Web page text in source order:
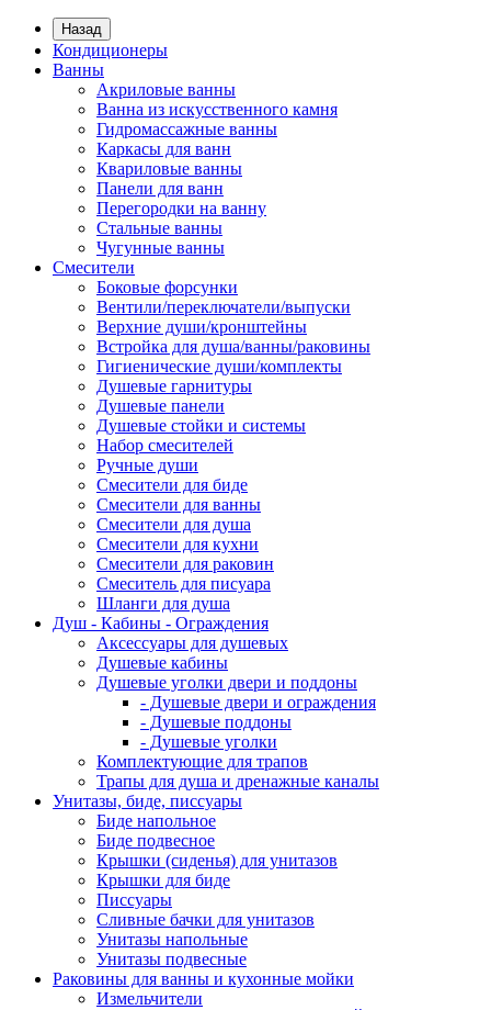
Назад
Кондиционеры
Ванны
Акриловые ванны
Ванна из искусственного камня
Гидромассажные ванны
Каркасы для ванн
Квариловые ванны
Панели для ванн
Перегородки на ванну
Стальные ванны
Чугунные ванны
Смесители
Боковые форсунки
Вентили/переключатели/выпуски
Верхние души/кронштейны
Встройка для душа/ванны/раковины
Гигиенические души/комплекты
Душевые гарнитуры
Душевые панели
Душевые стойки и системы
Набор смесителей
Ручные души
Смесители для биде
Смесители для ванны
Смесители для душа
Смесители для кухни
Смесители для раковин
Смеситель для писуара
Шланги для душа
Душ - Кабины - Ограждения
Аксессуары для душевых
Душевые кабины
Душевые уголки двери и поддоны
- Душевые двери и ограждения
- Душевые поддоны
- Душевые уголки
Комплектующие для трапов
Трапы для душа и дренажные каналы
Унитазы, биде, писсуары
Биде напольное
Биде подвесное
Крышки (сиденья) для унитазов
Крышки для биде
Писсуары
Сливные бачки для унитазов
Унитазы напольные
Унитазы подвесные
Раковины для ванны и кухонные мойки
Измельчители